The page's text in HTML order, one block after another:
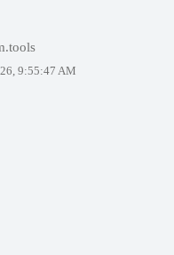
9:55:47 AM